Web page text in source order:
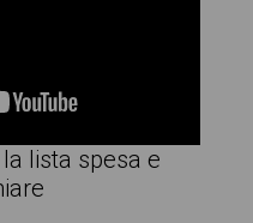
lista spesa e